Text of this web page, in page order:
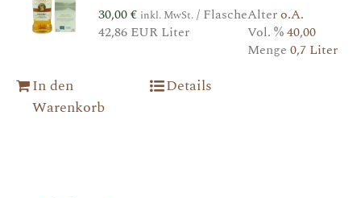
30,00€ inkl. MwSt./ Flasche
42,86 EUR Liter
Altero.A.
Vol. %40,00
Menge 0,7 Liter
In den
Warenkorb
Details